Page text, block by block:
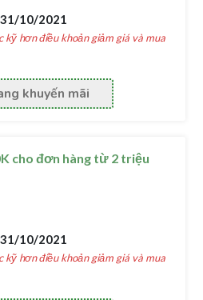
10/2021
hơn điều khoản giảm giá và mua
khuyến mãi
cho đơn hàng từ 2 triệu
10/2021
hơn điều khoản giảm giá và mua